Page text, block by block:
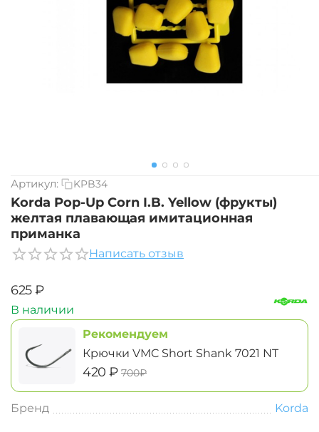
Артикул: KPB34
Korda Pop-Up Corn I.B. Yellow (фрукты)
желтая плавающая имитационная
приманка
Написать отзыв
‍625‍₽
В наличии
Рекомендуем
Крючки VMC Short Shank 7021 NT
‍420‍ ₽ ‍700‍₽
Бренд Korda